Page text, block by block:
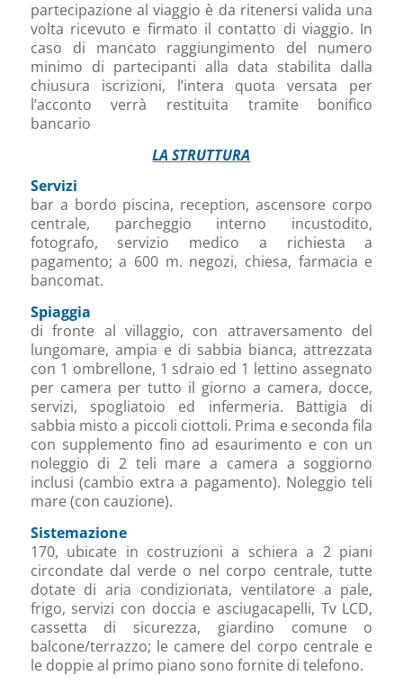
partecipazione al viaggio è da ritenersi valida una
volta ricevuto e firmato il contatto di viaggio. In
caso di mancato raggiungimento del numero
minimo di partecipanti alla data stabilita dalla
chiusura iscrizioni, l’intera quota versata per
l’acconto verrà restituita tramite bonifico
bancario
LA STRUTTURA
Servizi
bar a bordo piscina, reception, ascensore corpo
centrale, parcheggio interno incustodito,
fotografo, servizio medico a richiesta a
pagamento; a 600 m. negozi, chiesa, farmacia e
bancomat.
Spiaggia
di fronte al villaggio, con attraversamento del
lungomare, ampia e di sabbia bianca, attrezzata
con 1 ombrellone, 1 sdraio ed 1 lettino assegnato
per camera per tutto il giorno a camera, docce,
servizi, spogliatoio ed infermeria. Battigia di
sabbia misto a piccoli ciottoli. Prima e seconda fila
con supplemento fino ad esaurimento e con un
noleggio di 2 teli mare a camera a soggiorno
inclusi (cambio extra a pagamento). Noleggio teli
mare (con cauzione).
Sistemazione
170, ubicate in costruzioni a schiera a 2 piani
circondate dal verde o nel corpo centrale, tutte
dotate di aria condizionata, ventilatore a pale,
frigo, servizi con doccia e asciugacapelli, Tv LCD,
cassetta di sicurezza, giardino comune o
balcone/terrazzo; le camere del corpo centrale e
le doppie al primo piano sono fornite di telefono.